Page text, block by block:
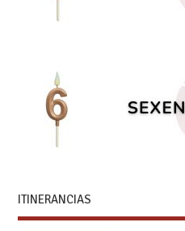
ITINERANCIAS